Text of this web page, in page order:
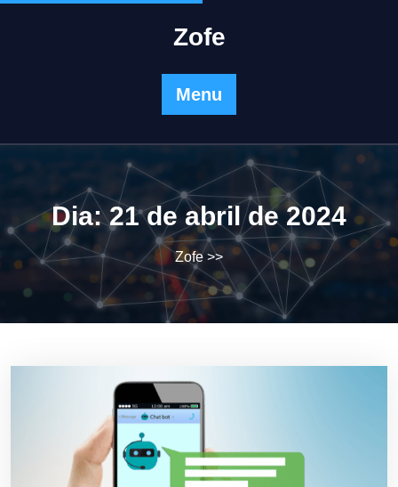
Zofe
Menu
Dia:21 de abril de 2024
Zofe >>